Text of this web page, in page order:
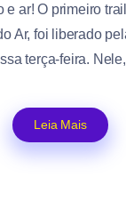
e ar! O primeiro
Ar, foi liberado
terça-feira.
Leia Mais